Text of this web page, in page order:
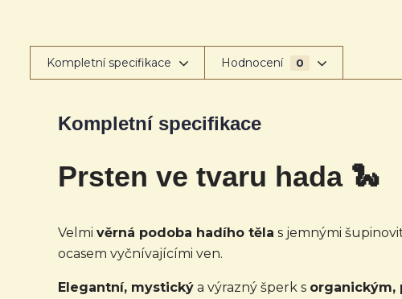
Kompletní specifikace Hodnocení 0
Kompletní specifikace
Prsten ve tvaru hada 🐍
Velmi věrná podoba hadího těla s jemnými
ocasem vyčnívajícími ven.
Elegantní, mystický a výrazný šperk s organickým,